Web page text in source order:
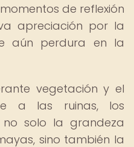
de reflexión
apreciación por la
aún perdura en la
vegetación y el
a las ruinas, los
no solo la grandeza
sino también la